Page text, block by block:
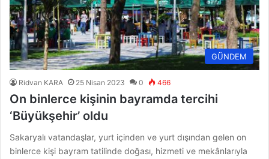
GÜNDEM
Ridvan KARA 25 Nisan 2023 0 466
On binlerce kişinin bayramda tercihi
‘Büyükşehir’ oldu
Sakaryalı vatandaşlar, yurt içinden ve yurt dışından gelen on
binlerce kişi bayram tatilinde doğası, hizmeti ve mekânlarıyla